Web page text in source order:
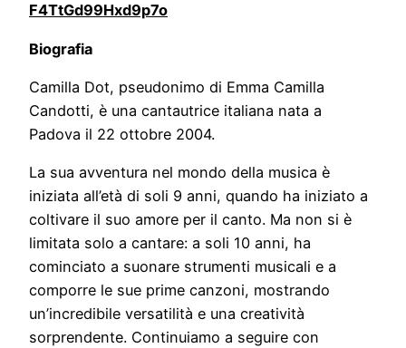
F4TtGd99Hxd9p7o
Biografia
Camilla Dot, pseudonimo di Emma Camilla
Candotti, è una cantautrice italiana nata a
Padova il 22 ottobre 2004.
La sua avventura nel mondo della musica è
iniziata all’età di soli 9 anni, quando ha iniziato a
coltivare il suo amore per il canto. Ma non si è
limitata solo a cantare: a soli 10 anni, ha
cominciato a suonare strumenti musicali e a
comporre le sue prime canzoni, mostrando
un’incredibile versatilità e una creatività
sorprendente. Continuiamo a seguire con